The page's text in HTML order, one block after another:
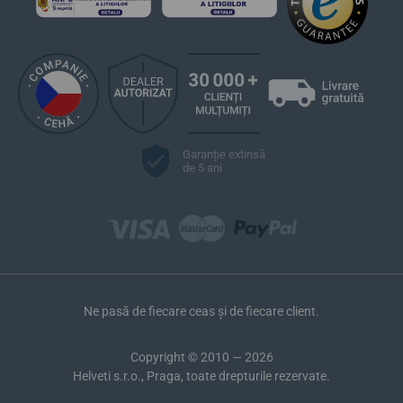
Garanție extinsă
de 5 ani
Ne pasă de fiecare ceas și de fiecare client.
Copyright © 2010 — 2026
Helveti s.r.o., Praga, toate drepturile rezervate.